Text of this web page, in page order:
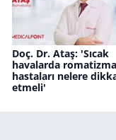
Doç. Dr. Ataş: 'Sıcak
havalarda romatizma
hastaları nelere
etmeli'